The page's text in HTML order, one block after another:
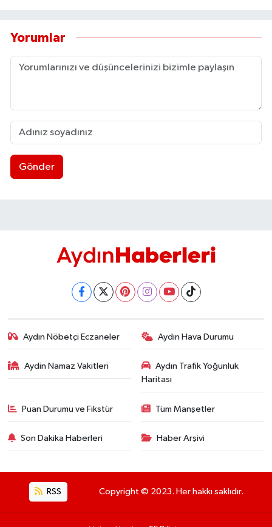
Yorumlar
Gönder
Aydın Nöbetçi Eczaneler Aydın Hava Durumu
Aydin Namaz Vakitleri
Aydın Trafik Yoğunluk
Haritası
Puan Durumu ve Fikstür Tüm Manşetler
Son Dakika Haberleri Haber Arşivi
RSS Copyright © 2023. Her hakkı saklıdır.